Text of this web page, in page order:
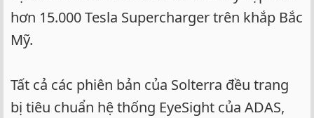
hơn 15.000 Tesla Supercharger trên khắp Bắc
Mỹ.
Tất cả các phiên bản của Solterra đều trang
bị tiêu chuẩn hệ thống EyeSight của ADAS,